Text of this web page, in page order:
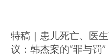
特稿｜患儿死亡、医
议：韩杰案的“罪与罚”